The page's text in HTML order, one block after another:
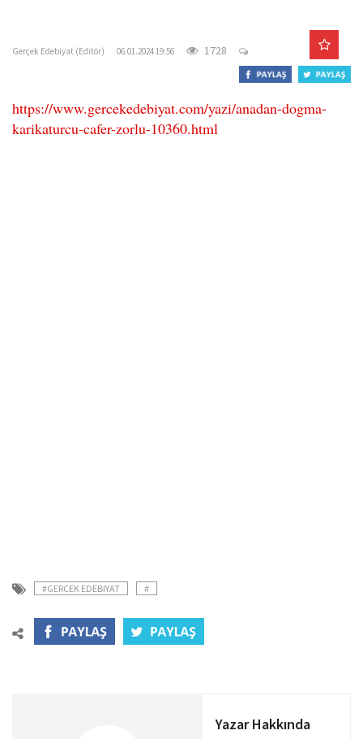
Gerçek Edebiyat (Editör) 06.01.2024 19:56 1728
https://www.gercekedebiyat.com/yazi/anadan-dogma-
karikaturcu-cafer-zorlu-10360.html
#GERCEK EDEBIYAT #
Yazar Hakkında